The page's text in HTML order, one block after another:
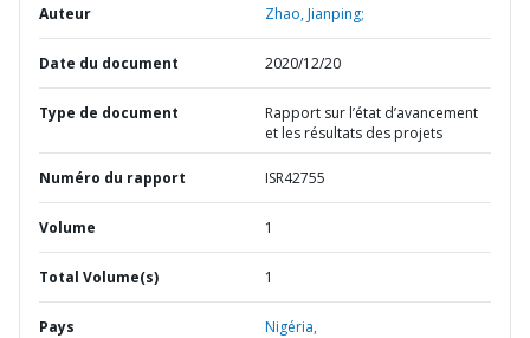
Auteur Zhao, Jianping;
Date du document 2020/12/20
Type de document
Rapport sur l’état d’avancement
et les résultats des projets
Numéro du rapport ISR42755
Volume 1
Total Volume(s) 1
Pays Nigéria,